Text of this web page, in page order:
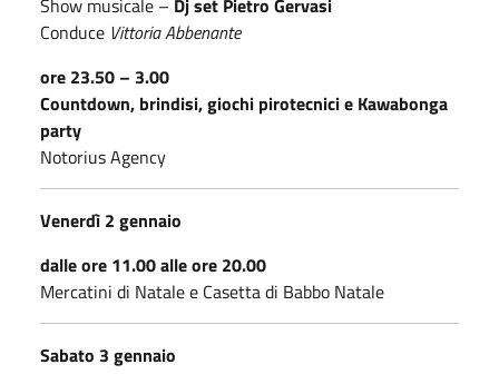
Conduce Vittoria Abbenante
ore 23.50 – 3.00
Countdown, brindisi, giochi pirotecnici e Kawabonga
party
Notorius Agency
Venerdì 2 gennaio
dalle ore 11.00 alle ore 20.00
Mercatini di Natale e Casetta di Babbo Natale
Sabato 3 gennaio